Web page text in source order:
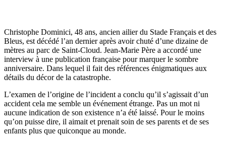
Christophe Dominici, 48 ans, ancien ailier du Stade Français et des
Bleus, est décédé l’an dernier après avoir chuté d’une dizaine de
mètres au parc de Saint-Cloud. Jean-Marie Père a accordé une
interview à une publication française pour marquer le sombre
anniversaire. Dans lequel il fait des références énigmatiques aux
détails du décor de la catastrophe.
L’examen de l’origine de l’incident a conclu qu’il s’agissait d’un
accident cela me semble un événement étrange. Pas un mot ni
aucune indication de son existence n’a été laissé. Pour le moins
qu’on puisse dire, il aimait et prenait soin de ses parents et de ses
enfants plus que quiconque au monde.